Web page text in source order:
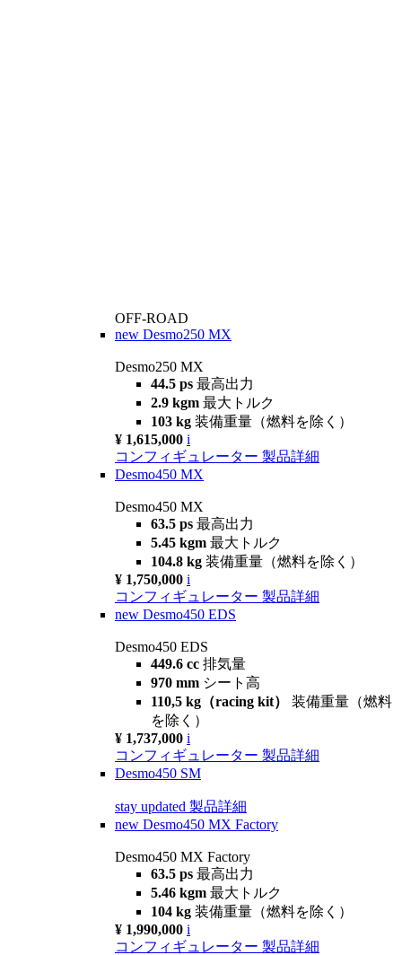
OFF-ROAD
new Desmo250 MX
Desmo250 MX
44.5 ps 最高出力
2.9 kgm 最大トルク
103 kg 装備重量（燃料を除く）
¥ 1,615,000 i
コンフィギュレーター 製品詳細
Desmo450 MX
Desmo450 MX
63.5 ps 最高出力
5.45 kgm 最大トルク
104.8 kg 装備重量（燃料を除く）
¥ 1,750,000 i
コンフィギュレーター 製品詳細
new Desmo450 EDS
Desmo450 EDS
449.6 cc 排気量
970 mm シート高
110,5 kg（racing kit） 装備重量（燃料
を除く）
¥ 1,737,000 i
コンフィギュレーター 製品詳細
Desmo450 SM
stay updated 製品詳細
new Desmo450 MX Factory
Desmo450 MX Factory
63.5 ps 最高出力
5.46 kgm 最大トルク
104 kg 装備重量（燃料を除く）
¥ 1,990,000 i
コンフィギュレーター 製品詳細